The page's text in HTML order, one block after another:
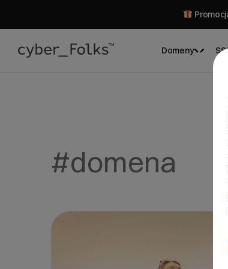
Domeny
#domena